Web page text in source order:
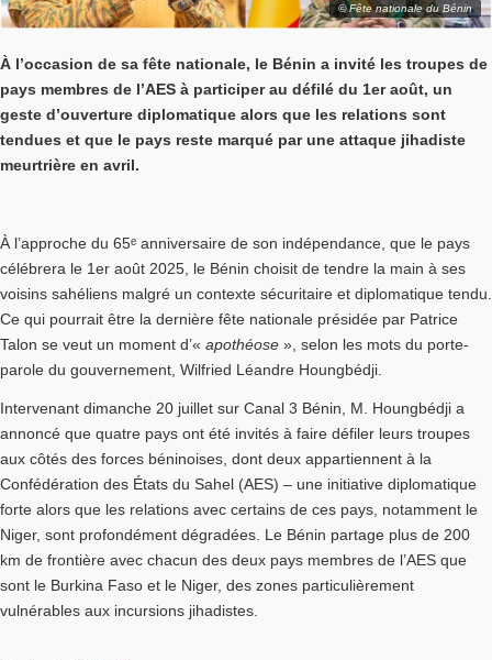
© Fête nationale du Bénin
À l’occasion de sa fête nationale, le Bénin a invité les troupes de
pays membres de l’AES à participer au défilé du 1er août, un
geste d’ouverture diplomatique alors que les relations sont
tendues et que le pays reste marqué par une attaque jihadiste
meurtrière en avril.
À l’approche du 65ᵉ anniversaire de son indépendance, que le pays
célébrera le 1er août 2025, le Bénin choisit de tendre la main à ses
voisins sahéliens malgré un contexte sécuritaire et diplomatique tendu.
Ce qui pourrait être la dernière fête nationale présidée par Patrice
Talon se veut un moment d’« apothéose », selon les mots du porte-
parole du gouvernement, Wilfried Léandre Houngbédji.
Intervenant dimanche 20 juillet sur Canal 3 Bénin, M. Houngbédji a
annoncé que quatre pays ont été invités à faire défiler leurs troupes
aux côtés des forces béninoises, dont deux appartiennent à la
Confédération des États du Sahel (AES) – une initiative diplomatique
forte alors que les relations avec certains de ces pays, notamment le
Niger, sont profondément dégradées. Le Bénin partage plus de 200
km de frontière avec chacun des deux pays membres de l’AES que
sont le Burkina Faso et le Niger, des zones particulièrement
vulnérables aux incursions jihadistes.